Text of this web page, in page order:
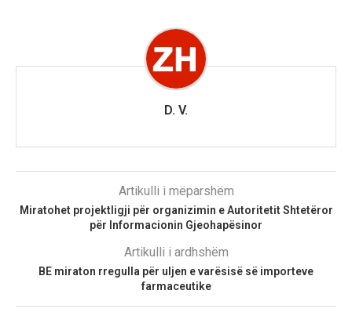
D. V.
Artikulli i mëparshëm
Miratohet projektligji për organizimin e Autoritetit Shtetëror
për Informacionin Gjeohapësinor
Artikulli i ardhshëm
BE miraton rregulla për uljen e varësisë së importeve
farmaceutike